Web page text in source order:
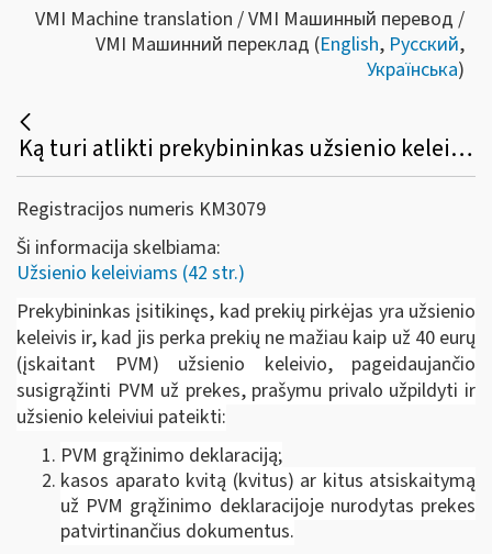
VMI Machine translation / VMI Машинный перевод /
VMI Машинний переклад (English, Русский,
Українська)
Ką turi atlikti prekybininkas užsienio keleiviui paprašius taikyti „Tax free shopping“?
Registracijos numeris KM3079
Ši informacija skelbiama:
Užsienio keleiviams (42 str.)
Prekybininkas įsitikinęs, kad prekių pirkėjas yra užsienio
keleivis ir, kad jis perka prekių ne mažiau kaip už 40 eurų
(įskaitant PVM) užsienio keleivio, pageidaujančio
susigrąžinti PVM už prekes, prašymu privalo užpildyti ir
užsienio keleiviui pateikti:
PVM grąžinimo deklaraciją;
kasos aparato kvitą (kvitus) ar kitus atsiskaitymą
už PVM grąžinimo deklaracijoje nurodytas prekes
patvirtinančius dokumentus.